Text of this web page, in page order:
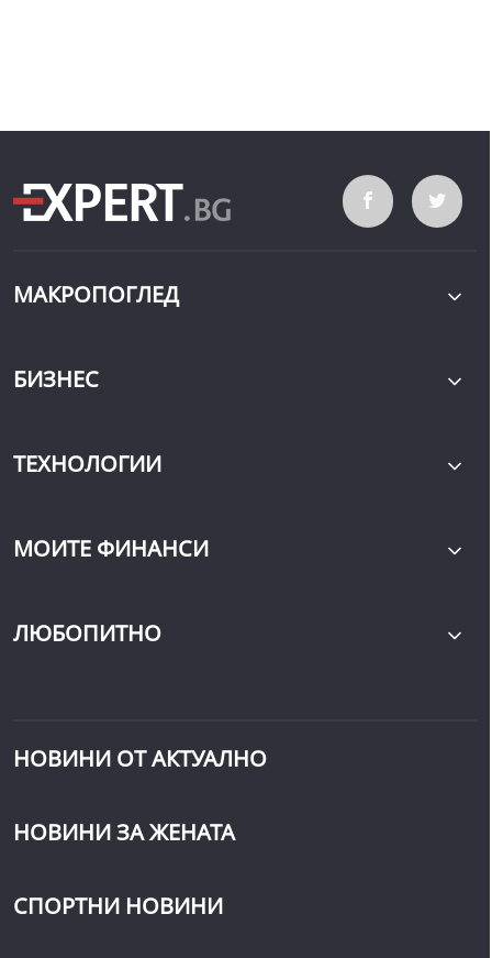
МАКРОПОГЛЕД
БИЗНЕС
ТЕХНОЛОГИИ
МОИТЕ ФИНАНСИ
ЛЮБОПИТНО
НОВИНИ ОТ АКТУАЛНО
НОВИНИ ЗА ЖЕНАТА
СПОРТНИ НОВИНИ